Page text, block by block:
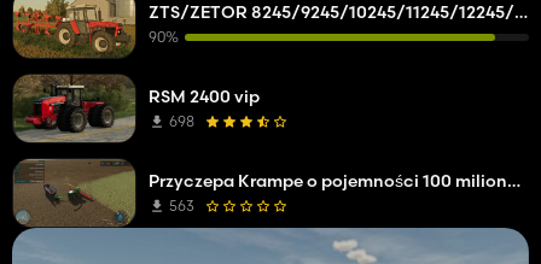
ZTS/ZETOR 8245/9245/10245/11245/12245/14245/16245
90%
RSM 2400 vip
698
Przyczepa Krampe o pojemności 100 milionów litrów
563